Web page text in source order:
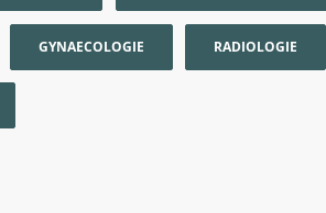
GYNAECOLOGIE RADIOLOGIE